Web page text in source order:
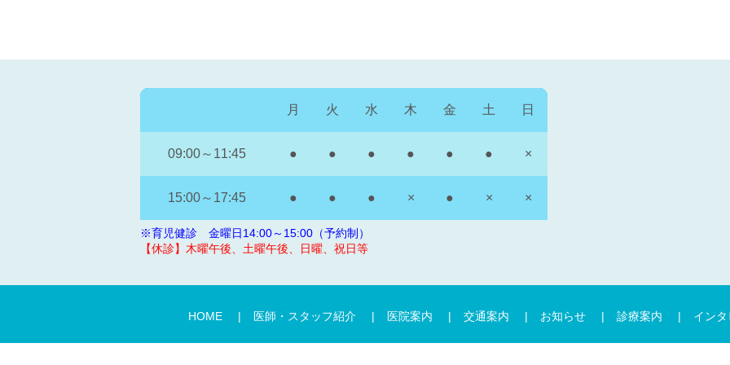
月 火 水 木 金 土 日
09:00～11:45 ● ● ● ● ● ● ×
15:00～17:45 ● ● ● × ● × ×
※育児健診 金曜日14:00～15:00（予約制）
【休診】木曜午後、土曜午後、日曜、祝日等
HOME 医師・スタッフ紹介 医院案内 交通案内 お知らせ 診療案内 イン